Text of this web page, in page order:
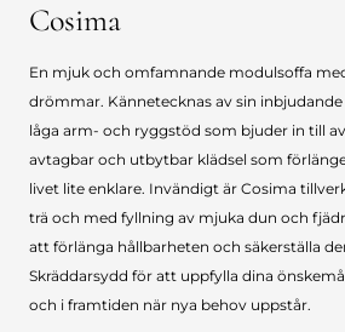
Cosima
En mjuk och omfamnande modulsoffa
drömmar. Kännetecknas av sin
låga arm- och ryggstöd som bjuder in till
avtagbar och utbytbar klädsel som
livet lite enklare. Invändigt är Cosima
trä och med fyllning av mjuka dun och
att förlänga hållbarheten och säkerställa
Skräddarsydd för att uppfylla dina
och i framtiden när nya behov uppstår.